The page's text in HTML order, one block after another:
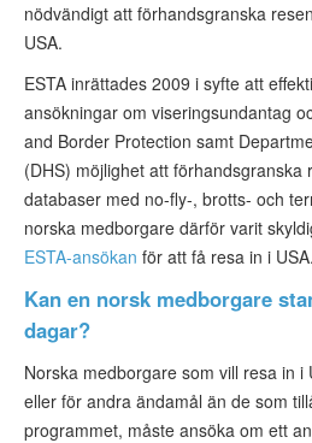
nödvändigt att förhandsgranska
USA.
ESTA inrättades 2009 i syfte att
ansökningar om viseringsundantag
and Border Protection samt
(DHS) möjlighet att förhandsgranska
databaser med no-fly-, brotts- och
norska medborgare därför varit
ESTA-ansökan för att få resa in i USA.
Kan en norsk medborgare
dagar?
Norska medborgare som vill resa in i
eller för andra ändamål än de som
programmet, måste ansöka om ett